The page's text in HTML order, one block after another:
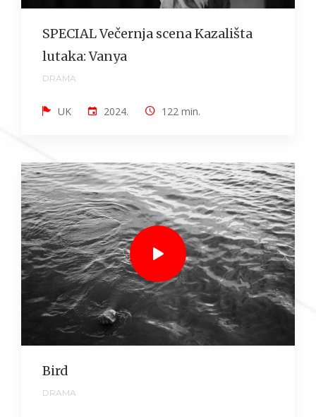
SPECIAL Večernja scena Kazališta
lutaka: Vanya
DRAMA
UK 2024. 122 min.
Bird
DRAMA